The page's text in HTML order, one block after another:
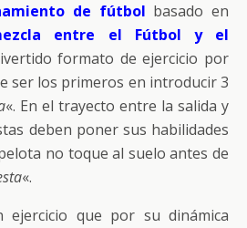
de fútbol basado en
entre el Fútbol y el
formato de ejercicio por
ser los primeros en introducir 3
«. En el trayecto entre la salida y
deben poner sus habilidades
no toque al suelo antes de
«.
ejercicio que por su dinámica